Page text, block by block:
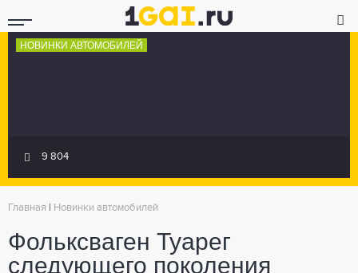
НОВИНКИ АВТОМОБИЛЕЙ
9 804
Главная Новинки автомобилей
Фольксваген Туарег
следующего поколения